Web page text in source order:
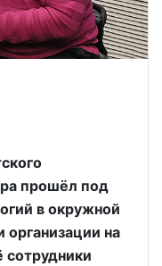
прошёл под
в окружной
на
сотрудники